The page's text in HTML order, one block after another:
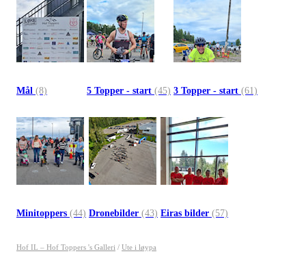
Mål (8) 5 Topper - start (45) 3 Topper - start (61)
Minitoppers (44) Dronebilder (43) Eiras bilder (57)
Hof IL – Hof Toppers 's Galleri / Ute i løypa